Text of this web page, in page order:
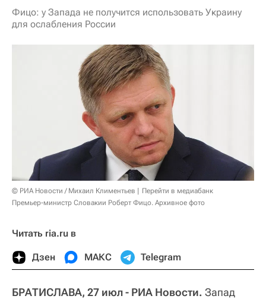
Фицо: у Запада не получится использовать Украину
для ослабления России
© РИА Новости / Михаил Климентьев
Перейти в медиабанк
Премьер-министр Словакии Роберт Фицо. Архивное фото
Читать ria.ru в
Дзен МАКС Telegram
БРАТИСЛАВА, 27 июл - РИА Новости. Запад